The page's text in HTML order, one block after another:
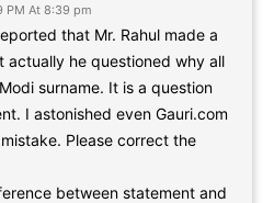
PM At 8:39 pm
that Mr. Rahul made a
actually he questioned why all
surname. It is a question
I astonished even Gauri.com
Please correct the
between statement and